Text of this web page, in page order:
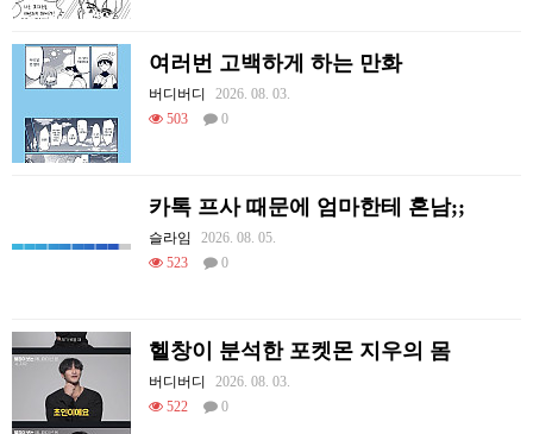
여러번 고백하게 하는 만화
버디버디
2026. 08. 03.
503
0
카톡 프사 때문에 엄마한테 혼남;;
슬라임
2026. 08. 05.
523
0
헬창이 분석한 포켓몬 지우의 몸
버디버디
2026. 08. 03.
522
0